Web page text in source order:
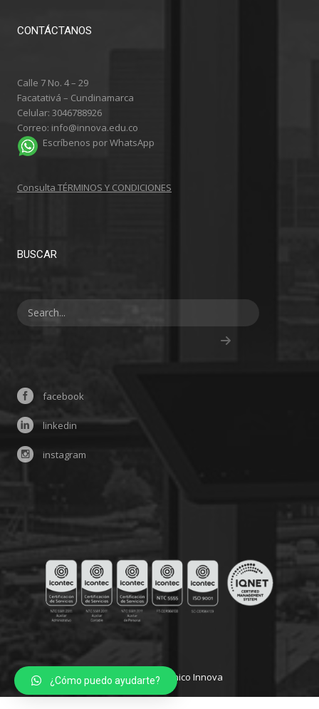
CONTÁCTANOS
Calle 7 No. 4 – 29
Facatativá – Cundinamarca
Celular: 3046788926
Correo: info@innova.edu.co
Escríbenos por WhatsApp
Consulta TÉRMINOS Y CONDICIONES
BUSCAR
facebook
linkedin
instagram
Copyright - Politécnico Innova
¿Cómo puedo ayudarte?